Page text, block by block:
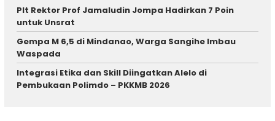
Plt Rektor Prof Jamaludin Jompa Hadirkan 7 Poin
untuk Unsrat
Gempa M 6,5 di Mindanao, Warga Sangihe Imbau
Waspada
Integrasi Etika dan Skill Diingatkan Alelo di
Pembukaan Polimdo – PKKMB 2026